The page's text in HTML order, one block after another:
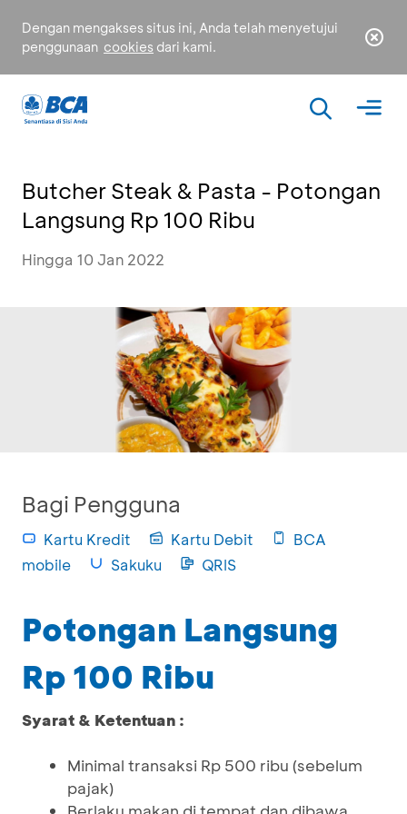
Dengan mengakses situs ini, Anda telah menyetujui
penggunaan cookies dari kami.
Butcher Steak & Pasta - Potongan
Langsung Rp 100 Ribu
Hingga 10 Jan 2022
Bagi Pengguna
Kartu Kredit Kartu Debit
BCA
mobile
Sakuku QRIS
Potongan Langsung
Rp 100 Ribu
Syarat & Ketentuan :
Minimal transaksi Rp 500 ribu (sebelum
pajak)